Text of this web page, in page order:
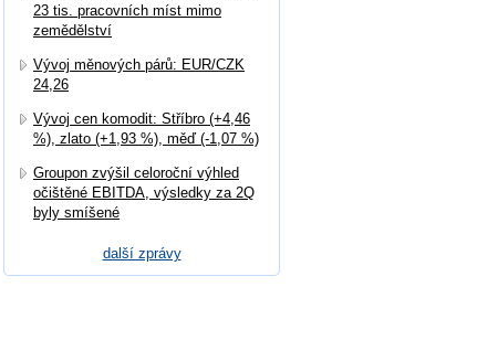
23 tis. pracovních míst mimo
zemědělství
Vývoj měnových párů: EUR/CZK
24,26
Vývoj cen komodit: Stříbro (+4,46
%), zlato (+1,93 %), měď (-1,07 %)
Groupon zvýšil celoroční výhled
očištěné EBITDA, výsledky za 2Q
byly smíšené
další zprávy